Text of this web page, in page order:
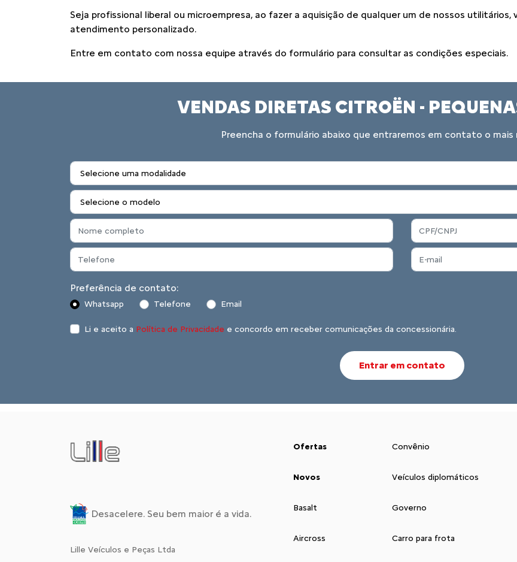
Seja profissional liberal ou microempresa, ao fazer a aquisição de qualquer um de nossos
atendimento personalizado.
Entre em contato com nossa equipe através do formulário para consultar as condições especiais.
VENDAS DIRETAS CITROËN -
Preencha o formulário abaixo que entraremos em contato o mais
Preferência de contato:
Whatsapp Telefone Email
Li e aceito a Política de Privacidade e concordo em receber comunicações da concessionária.
Entrar em contato
Desacelere. Seu bem maior é a vida.
Lille Veículos e Peças Ltda
Ofertas
Novos
Basalt
Aircross
Convênio
Veículos diplomáticos
Governo
Carro para frota